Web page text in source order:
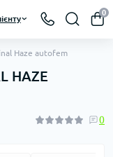
0
Haze autofem
HAZE
0